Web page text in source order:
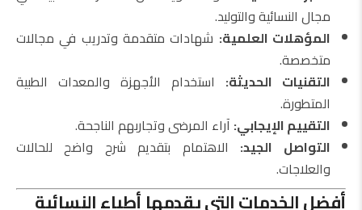
مجال النسائية والتوليد.
المؤهلات العلمية: شهادات متقدمة وتدريب في مجالات
متخصصة.
التقنيات الحديثة: استخدام الأجهزة والمعدات الطبية
المتطورة.
التقييم الإيجابي: آراء المرضى وتجاربهم الناجحة.
التواصل الجيد: الاهتمام بتقديم شرح واضح للحالات
والعلاجات.
أفضل الخدمات التي يقدمها أطباء النسائية